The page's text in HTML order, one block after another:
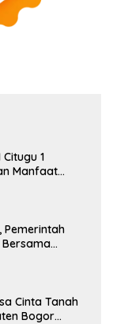
1
Manfaat
Pemerintah
Cinta Tanah
Bogor